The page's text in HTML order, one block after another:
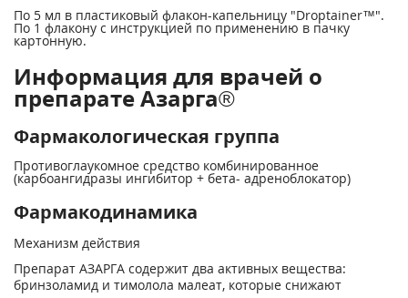
По 5 мл в пластиковый флакон-капельницу "Droptainer™".
По 1 флакону с инструкцией по применению в пачку
картонную.
Информация для врачей о
препарате Азарга®
Фармакологическая группа
Противоглаукомное средство комбинированное
(карбоангидразы ингибитор + бета- адреноблокатор)
Фармакодинамика
Механизм действия
Препарат АЗАРГА содержит два активных вещества:
бринзоламид и тимолола малеат, которые снижают